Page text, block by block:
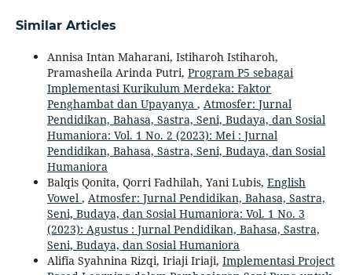
Similar Articles
Annisa Intan Maharani, Istiharoh Istiharoh,
Pramasheila Arinda Putri, Program P5 sebagai
Implementasi Kurikulum Merdeka: Faktor
Penghambat dan Upayanya , Atmosfer: Jurnal
Pendidikan, Bahasa, Sastra, Seni, Budaya, dan Sosial
Humaniora: Vol. 1 No. 2 (2023): Mei : Jurnal
Pendidikan, Bahasa, Sastra, Seni, Budaya, dan Sosial
Humaniora
Balqis Qonita, Qorri Fadhilah, Yani Lubis, English
Vowel , Atmosfer: Jurnal Pendidikan, Bahasa, Sastra,
Seni, Budaya, dan Sosial Humaniora: Vol. 1 No. 3
(2023): Agustus : Jurnal Pendidikan, Bahasa, Sastra,
Seni, Budaya, dan Sosial Humaniora
Alifia Syahnina Rizqi, Iriaji Iriaji, Implementasi Project